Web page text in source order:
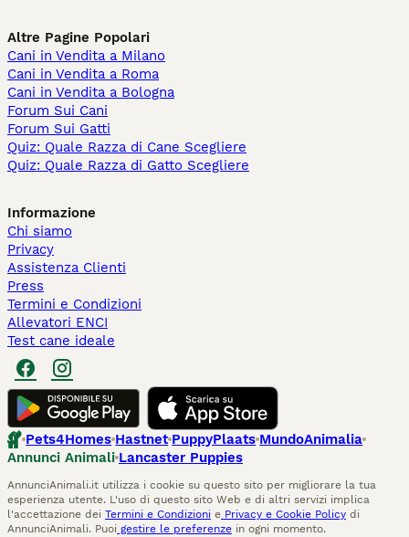
Altre Pagine Popolari
Cani in Vendita a Milano
Cani in Vendita a Roma
Cani in Vendita a Bologna
Forum Sui Cani
Forum Sui Gatti
Quiz: Quale Razza di Cane Scegliere
Quiz: Quale Razza di Gatto Scegliere
Informazione
Chi siamo
Privacy
Assistenza Clienti
Press
Termini e Condizioni
Allevatori ENCI
Test cane ideale
Pets4Homes Hastnet PuppyPlaats MundoAnimalia
Annunci Animali Lancaster Puppies
AnnunciAnimali.it utilizza i cookie su questo sito per migliorare la tua
esperienza utente. L'uso di questo sito Web e di altri servizi implica
l'accettazione dei Termini e Condizioni e Privacy e Cookie Policy di
AnnunciAnimali. Puoi gestire le preferenze in ogni momento.